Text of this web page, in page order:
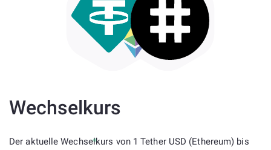
Wechselkurs
Der aktuelle Wechselkurs von 1 Tether USD (Ethereum) bis